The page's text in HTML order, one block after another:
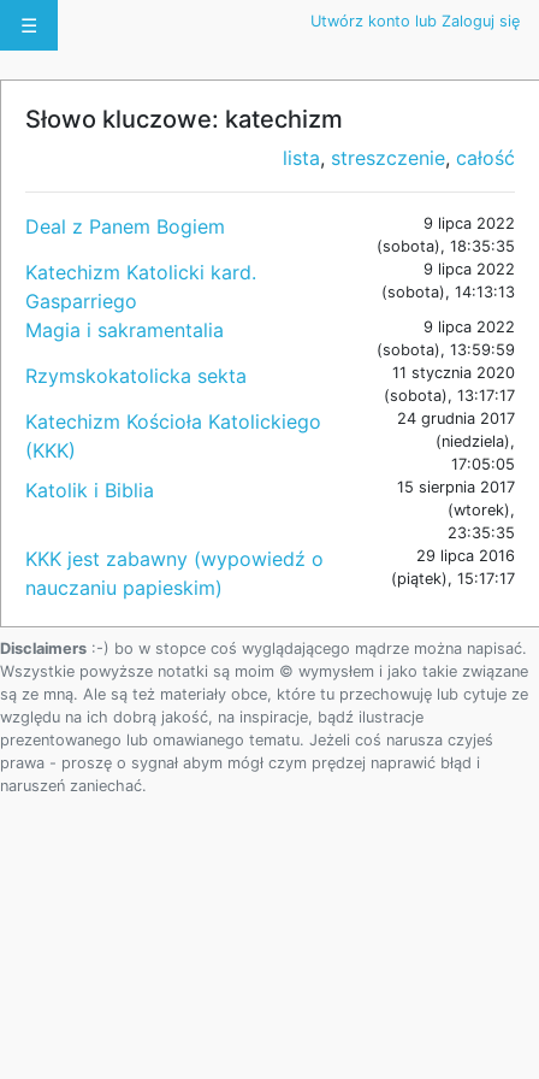
☰ Utwórz konto lub Zaloguj się
Słowo kluczowe: katechizm
lista, streszczenie, całość
Deal z Panem Bogiem
9 lipca 2022
(sobota), 18:35:35
Katechizm Katolicki kard.
Gasparriego
9 lipca 2022
(sobota), 14:13:13
Magia i sakramentalia
9 lipca 2022
(sobota), 13:59:59
Rzymskokatolicka sekta
11 stycznia 2020
(sobota), 13:17:17
Katechizm Kościoła Katolickiego
(KKK)
24 grudnia 2017
(niedziela),
17:05:05
Katolik i Biblia
15 sierpnia 2017
(wtorek),
23:35:35
KKK jest zabawny (wypowiedź o
nauczaniu papieskim)
29 lipca 2016
(piątek), 15:17:17
Disclaimers :-) bo w stopce coś wyglądającego mądrze można napisać.
Wszystkie powyższe notatki są moim © wymysłem i jako takie związane
są ze mną. Ale są też materiały obce, które tu przechowuję lub cytuje ze
względu na ich dobrą jakość, na inspiracje, bądź ilustracje
prezentowanego lub omawianego tematu. Jeżeli coś narusza czyjeś
prawa - proszę o sygnał abym mógł czym prędzej naprawić błąd i
naruszeń zaniechać.